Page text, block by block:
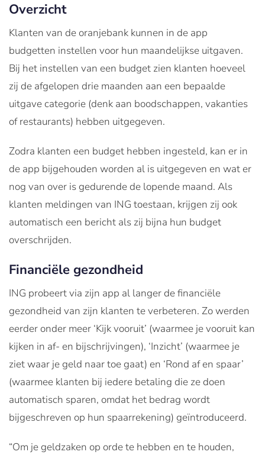
Overzicht
Klanten van de oranjebank kunnen in de app
budgetten instellen voor hun maandelijkse uitgaven.
Bij het instellen van een budget zien klanten hoeveel
zij de afgelopen drie maanden aan een bepaalde
uitgave categorie (denk aan boodschappen, vakanties
of restaurants) hebben uitgegeven.
Zodra klanten een budget hebben ingesteld, kan er in
de app bijgehouden worden al is uitgegeven en wat er
nog van over is gedurende de lopende maand. Als
klanten meldingen van ING toestaan, krijgen zij ook
automatisch een bericht als zij bijna hun budget
overschrijden.
Financiële gezondheid
ING probeert via zijn app al langer de financiële
gezondheid van zijn klanten te verbeteren. Zo werden
eerder onder meer ‘Kijk vooruit’ (waarmee je vooruit kan
kijken in af- en bijschrijvingen), ‘Inzicht’ (waarmee je
ziet waar je geld naar toe gaat) en ‘Rond af en spaar’
(waarmee klanten bij iedere betaling die ze doen
automatisch sparen, omdat het bedrag wordt
bijgeschreven op hun spaarrekening) geïntroduceerd.
“Om je geldzaken op orde te hebben en te houden,